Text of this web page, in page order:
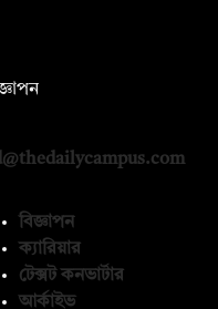
বিজ্ঞাপন
ক্যারিয়ার
টেক্সট কনভার্টার
আর্কাইভ